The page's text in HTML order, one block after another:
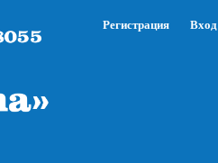
Регистрация Вход